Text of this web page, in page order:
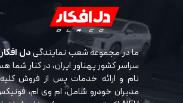
ما در مجموعه شعب نمایندگیدل افکار
سراسر کشور پهناور ایران، در کنار شما
نام و ارائه خدمات پس از فروش
مدیران خودرو شامل، ام وی ام،